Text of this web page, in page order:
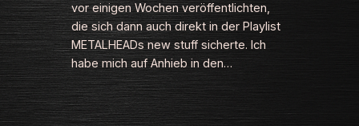
vor einigen Wochen veröffentlichten,
die sich dann auch direkt in der Playlist
METALHEADs new stuff sicherte. Ich
habe mich auf Anhieb in den…